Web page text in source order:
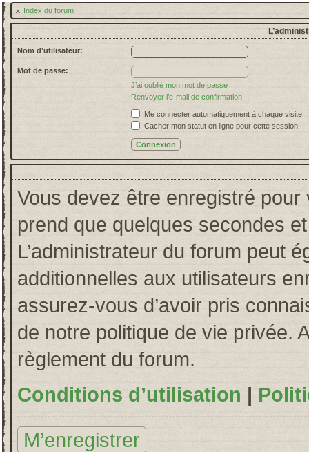
Index du forum
Nom d’utilisateur:
Mot de passe:
J’ai oublié mon mot de passe
Renvoyer l’e-mail de confirmation
Me connecter automatiquement à chaque visite
Cacher mon statut en ligne pour cette session
Vous devez être enregistré pour
prend que quelques secondes
L’administrateur du forum peut
additionnelles aux utilisateurs
assurez-vous d’avoir pris
de notre politique de vie privée.
règlement du forum.
Conditions d’utilisation |
M’enregistrer